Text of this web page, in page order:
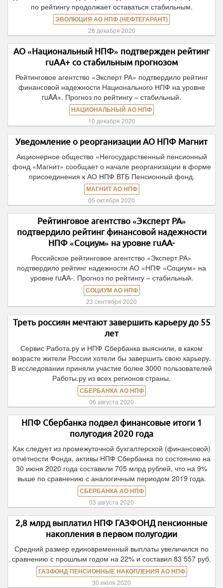
по рейтингу продолжает оставаться стабильным.
ЭВОЛЮЦИЯ АО НПФ (НЕФТЕГАРАНТ)
28 декабря 2020
АО «Национальный НПФ» подтвержден рейтинг
ruAA+ со стабильным прогнозом
Рейтинговое агентство «Эксперт РА» подтвердило рейтинг
финансовой надежности Национального НПФ на уровне
ruAA+. Прогноз по рейтингу – стабильный.
НАЦИОНАЛЬНЫЙ АО НПФ
10 декабря 2020
Уведомление о реорганизации АО НПФ Магнит
Акционерное общество «Негосударственный пенсионный
фонд «Магнит» сообщает о начале реорганизации в форме
присоединения к АО НПФ ВТБ Пенсионный фонд.
МАГНИТ АО НПФ
05 октября 2020
Рейтинговое агентство «Эксперт РА»
подтвердило рейтинг финансовой надежности
НПФ «Социум» на уровне ruAА-
Российское рейтинговое агентство «Эксперт РА»
подтвердило рейтинг надежности АО «НПФ «Социум» на
уровне ruAА-. Прогноз по рейтингу – стабильный.
СОЦИУМ АО НПФ
23 сентября 2020
Треть россиян мечтают завершить карьеру до 55
лет
Сервис Работа.ру и НПФ Сбербанка выяснили, в каком
возрасте жители России хотели бы завершить свою карьеру.
В исследовании приняли участие более 3000 пользователей
Работы.ру из всех регионов страны.
СБЕРБАНКА АО НПФ
06 августа 2020
НПФ Сбербанка подвел финансовые итоги 1
полугодия 2020 года
Как следует из промежуточной бухгалтерской (финансовой)
отчётности Фонда, активы НПФ Сбербанка по состоянию на
30 июня 2020 года составили 705 млрд рублей, что на 9%
выше по сравнению с аналогичным периодом 2019 года.
СБЕРБАНКА АО НПФ
03 августа 2020
2,8 млрд выплатил НПФ ГАЗФОНД пенсионные
накопления в первом полугодии
Средний размер единовременный выплаты увеличился по
сравнению с прошлым годом на 22% и составил 83 557 руб.
ГАЗФОНД ПЕНСИОННЫЕ НАКОПЛЕНИЯ АО НПФ
30 июля 2020